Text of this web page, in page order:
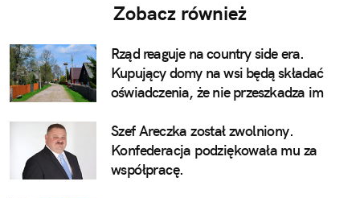
Zobacz również
Rząd reaguje na country side era.
Kupujący domy na wsi będą składać
oświadczenia, że nie przeszkadza im
Szef Areczka został zwolniony.
Konfederacja podziękowała mu za
współpracę.